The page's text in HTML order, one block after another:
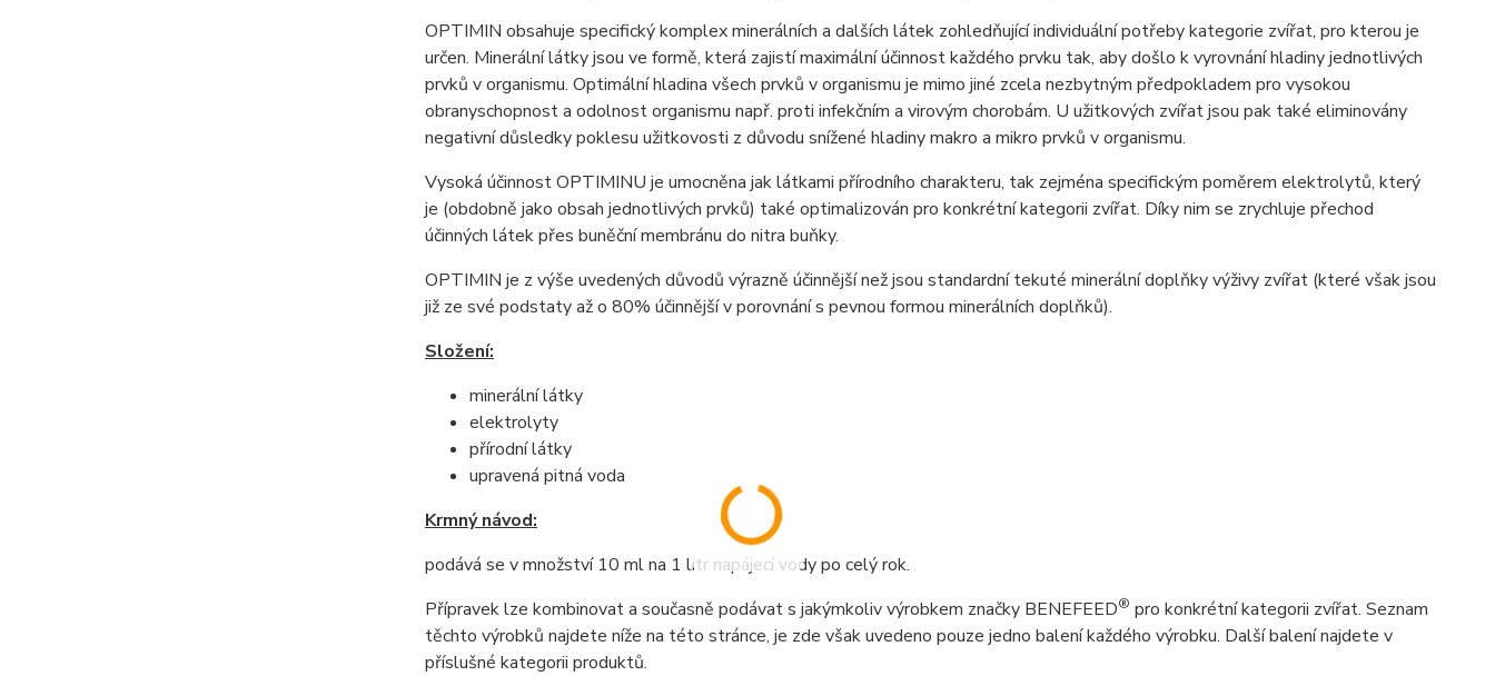
OPTIMIN obsahuje specifický komplex minerálních a dalších látek zohledňující individuální potřeby kategorie zvířat, pro kterou je
určen. Minerální látky jsou ve formě, která zajistí maximální účinnost každého prvku tak, aby došlo k vyrovnání hladiny jednotlivých
prvků v organismu. Optimální hladina všech prvků v organismu je mimo jiné zcela nezbytným předpokladem pro vysokou
obranyschopnost a odolnost organismu např. proti infekčním a virovým chorobám. U užitkových zvířat jsou pak také eliminovány
negativní důsledky poklesu užitkovosti z důvodu snížené hladiny makro a mikro prvků v organismu.
Vysoká účinnost OPTIMINU je umocněna jak látkami přírodního charakteru, tak zejména specifickým poměrem elektrolytů, který
je (obdobně jako obsah jednotlivých prvků) také optimalizován pro konkrétní kategorii zvířat. Díky nim se zrychluje přechod
účinných látek přes buněční membránu do nitra buňky.
OPTIMIN je z výše uvedených důvodů výrazně účinnější než jsou standardní tekuté minerální doplňky výživy zvířat (které však jsou
již ze své podstaty až o 80% účinnější v porovnání s pevnou formou minerálních doplňků).
Složení:
minerální látky
elektrolyty
přírodní látky
upravená pitná voda
Krmný návod:
podává se v množství 10 ml na 1 litr napájecí vody po celý rok.
Přípravek lze kombinovat a současně podávat s jakýmkoliv výrobkem značky BENEFEED® pro konkrétní kategorii zvířat. Seznam
těchto výrobků najdete níže na této stránce, je zde však uvedeno pouze jedno balení každého výrobku. Další balení najdete v
příslušné kategorii produktů.